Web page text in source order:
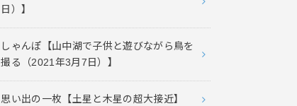
日）】
しゃんぽ【山中湖で子供と遊びながら鳥を
撮る（2021年3月7日）】
思い出の一枚【土星と木星の超大接近】